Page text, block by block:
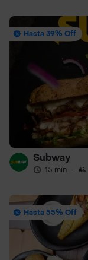
Hasta 39% Off
Subway
15 min ·
Hasta 55% Off